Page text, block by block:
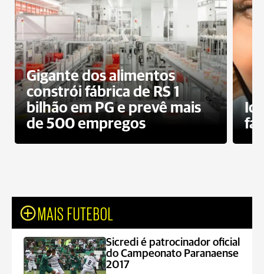
Gigante dos alimentos
constrói fábrica de RS 1
bilhão em PG e prevê mais
de 500 empregos
MAIS FUTEBOL
Sicredi é patrocinador oficial
do Campeonato Paranaense
2017